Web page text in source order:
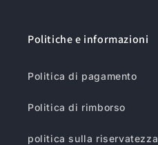
Politiche e informazioni
Politica di pagamento
Politica di rimborso
politica sulla riservatezza